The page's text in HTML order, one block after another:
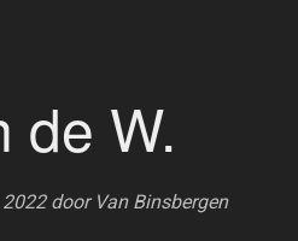
de W.
door Van Binsbergen